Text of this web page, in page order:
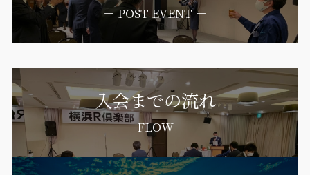
－ POST EVENT －
入会までの流れ
－ FLOW －